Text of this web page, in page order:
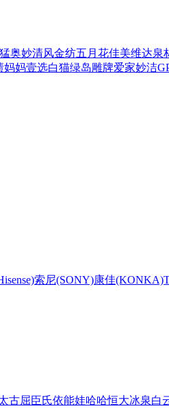
奥妙清风金纺五月花佳美维达泉
妈妈壹选白猫绿岛雕牌爱家妙洁
索尼(SONY)康佳(KONKA)
古屈臣氏依能娃哈哈恒大冰泉白